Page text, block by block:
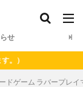
せ
ドゲーム ラバープレ